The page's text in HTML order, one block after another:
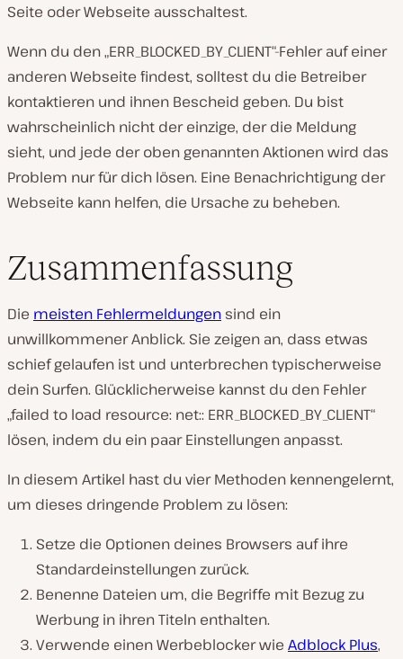
Seite oder Webseite ausschaltest.
Wenn du den „ERR_BLOCKED_BY_CLIENT“-Fehler auf einer
anderen Webseite findest, solltest du die Betreiber
kontaktieren und ihnen Bescheid geben. Du bist
wahrscheinlich nicht der einzige, der die Meldung
sieht, und jede der oben genannten Aktionen wird das
Problem nur für dich lösen. Eine Benachrichtigung der
Webseite kann helfen, die Ursache zu beheben.
Zusammenfassung
Die meisten Fehlermeldungen sind ein
unwillkommener Anblick. Sie zeigen an, dass etwas
schief gelaufen ist und unterbrechen typischerweise
dein Surfen. Glücklicherweise kannst du den Fehler
„failed to load resource: net:: ERR_BLOCKED_BY_CLIENT“
lösen, indem du ein paar Einstellungen anpasst.
In diesem Artikel hast du vier Methoden kennengelernt,
um dieses dringende Problem zu lösen:
Setze die Optionen deines Browsers auf ihre
Standardeinstellungen zurück.
Benenne Dateien um, die Begriffe mit Bezug zu
Werbung in ihren Titeln enthalten.
Verwende einen Werbeblocker wie Adblock Plus,